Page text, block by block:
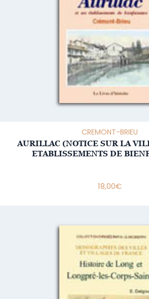
CREMONT-BRIEU
AURILLAC (NOTICE SUR LA
ETABLISSEMENTS DE
18,00€